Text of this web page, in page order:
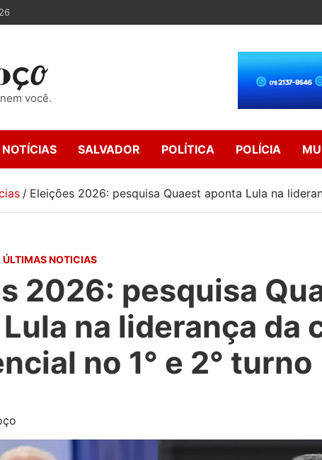
você.
SALVADOR POLÍTICA POLÍCIA
Eleições 2026: pesquisa Quaest aponta Lula na
ÚLTIMAS NOTICIAS
2026: pesquisa
na liderança da
no 1° e 2° turno